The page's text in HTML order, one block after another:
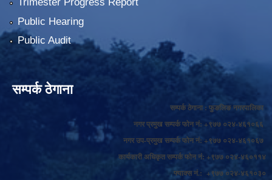
Public Hearing
Public Audit
सम्पर्क ठेगाना
सम्पर्क ठेगाना : फुङलिङ नगरपालिका
नगर प्रमुख सम्पर्क फोन नं: +९७७ ०२४-४६१०६६
नगर उप-प्रमुख सम्पर्क फोन नं: +९७७ ०२४-४६१०६७
कार्यकारी अधिकृत सम्पर्क फोन नं: +९७७ ०२४-४६०११४
फ्याक्स नं.: +९७७ ०२४-४६१०३०